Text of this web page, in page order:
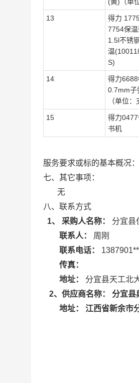
13
得力
7754保
1.5l不锈
温
S)
14
得力
0.7mm子
（单位：
15
得力
书机
服务要求或标的基本概况：
七、其它事项：
无
八、联系方式
1、 采购人名称：
分宜县
联系人：
周刚
联系电话：
传真：
地址：
分宜县天工北
2、供应商名称： 分宜县
地址： 江西省新余市